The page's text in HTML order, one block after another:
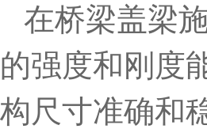
在桥梁盖梁
的强度和刚度
构尺寸准确和